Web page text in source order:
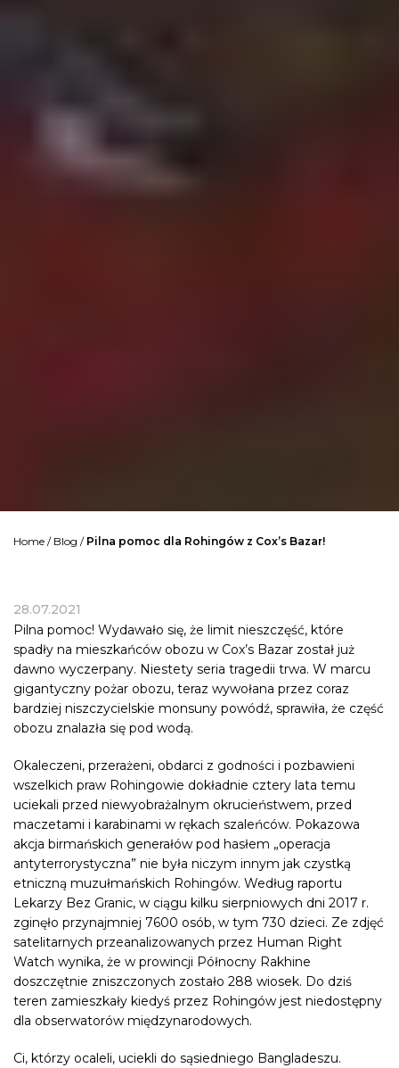
Home / Blog / Pilna pomoc dla Rohingów z Cox’s Bazar!
28.07.2021
Pilna pomoc! Wydawało się, że limit nieszczęść, które
spadły na mieszkańców obozu w Cox’s Bazar został już
dawno wyczerpany. Niestety seria tragedii trwa. W marcu
gigantyczny pożar obozu, teraz wywołana przez coraz
bardziej niszczycielskie monsuny powódź, sprawiła, że część
obozu znalazła się pod wodą.
Okaleczeni, przerażeni, obdarci z godności i pozbawieni
wszelkich praw Rohingowie dokładnie cztery lata temu
uciekali przed niewyobrażalnym okrucieństwem, przed
maczetami i karabinami w rękach szaleńców. Pokazowa
akcja birmańskich generałów pod hasłem „operacja
antyterrorystyczna” nie była niczym innym jak czystką
etniczną muzułmańskich Rohingów. Według raportu
Lekarzy Bez Granic, w ciągu kilku sierpniowych dni 2017 r.
zginęło przynajmniej 7600 osób, w tym 730 dzieci. Ze zdjęć
satelitarnych przeanalizowanych przez Human Right
Watch wynika, że w prowincji Północny Rakhine
doszczętnie zniszczonych zostało 288 wiosek. Do dziś
teren zamieszkały kiedyś przez Rohingów jest niedostępny
dla obserwatorów międzynarodowych.
Ci, którzy ocaleli, uciekli do sąsiedniego Bangladeszu.